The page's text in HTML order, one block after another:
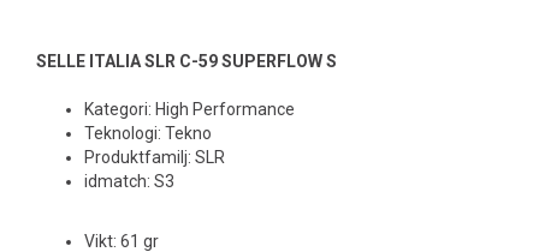
SELLE ITALIA SLR C-59 SUPERFLOW S
Kategori: High Performance
Teknologi: Tekno
Produktfamilj: SLR
idmatch: S3
Vikt: 61 gr